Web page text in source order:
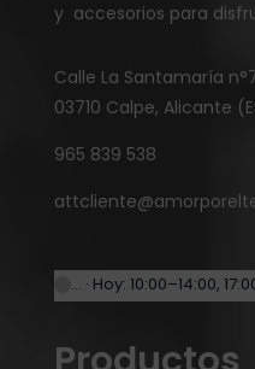
y accesorios para
Calle La Santamaría
03710 Calpe, Alicante
965 839 538
… · Hoy: 10:00–14:00,